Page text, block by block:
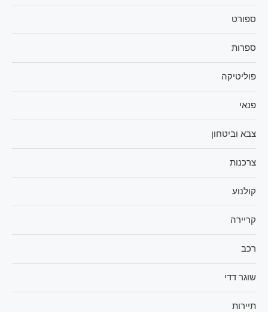
ספורט
ספרות
פוליטיקה
פנאי
צבא וביטחון
צרכנות
קולנוע
קריירה
רכב
שוגר דדי
תיירות